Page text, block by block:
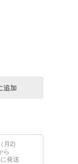
追加
月2)
ら
発送